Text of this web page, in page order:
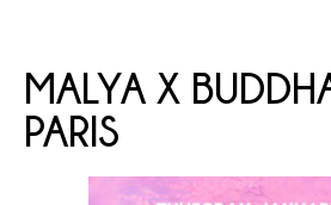
MALYA X
PARIS